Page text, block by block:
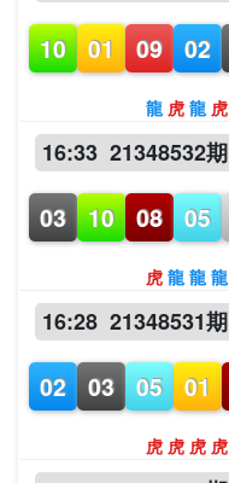
10 01 09 02
龍 虎 龍 虎
16:33 21348532期
03 10 08 05
虎 龍 龍 龍
16:28 21348531期
02 03 05 01
虎 虎 虎 虎